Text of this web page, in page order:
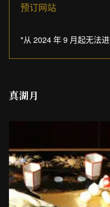
预订网站
*从 2024 年 9 月起无法
真湖月